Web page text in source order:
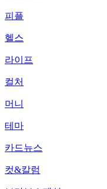
피플
헬스
라이프
컬처
머니
테마
카드뉴스
컷&칼럼